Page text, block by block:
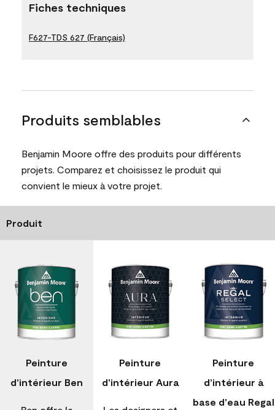
Fiches techniques
F627-TDS 627 (Français)
Produits semblables
Benjamin Moore offre des produits pour différents
projets. Comparez et choisissez le produit qui
convient le mieux à votre projet.
Produit
Peinture
d'intérieur Ben
Peinture
d'intérieur Aura
Peinture
d’intérieur à
base d'eau Regal